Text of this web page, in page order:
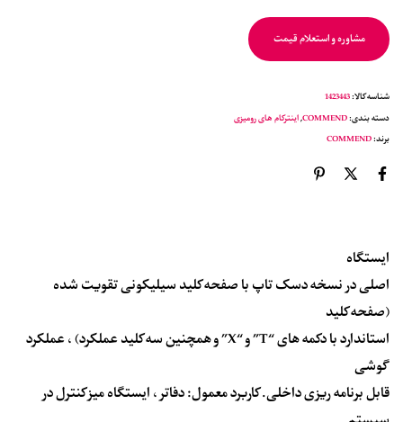
مشاوره و استعلام قیمت
شناسه کالا:1423443
دسته بندی:COMMEND
,اینترکام های رومیزی
برند:COMMEND
ایستگاه
اصلی در نسخه دسک تاپ با صفحه کلید سیلیکونی تقویت شده
(صفحه کلید
استاندارد با دکمه های “T” و “X” و همچنین سه کلید عملکرد) ، عملکرد
گوشی
قابل برنامه ریزی داخلی. کاربرد معمول: دفاتر ، ایستگاه میز کنترل در